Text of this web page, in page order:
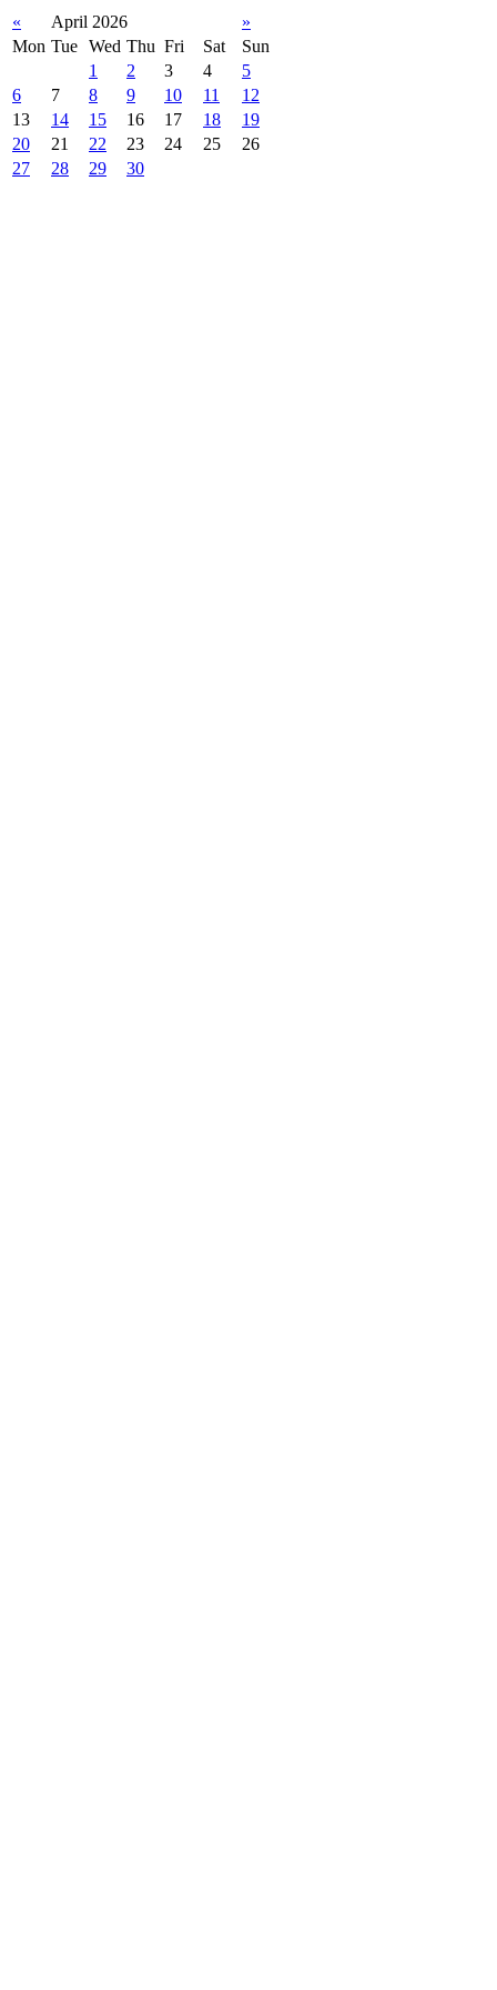
« April 2026
»
Mon Tue Wed Thu Fri Sat
Sun
1
2 3 4
5
6
7 8 9 10 11
12
13
14 15 16 17 18
19
20
21 22 23 24 25
26
27
28 29 30